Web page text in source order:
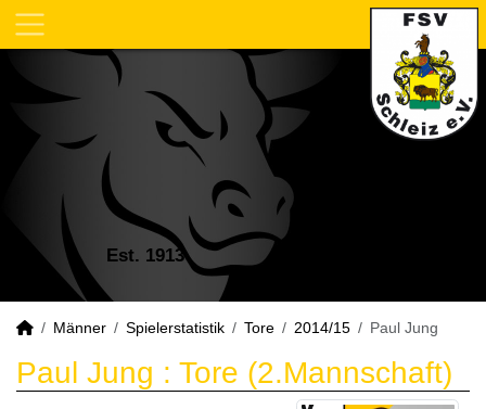
Est. 1913
Männer Spielerstatistik Tore 2014/15 Paul Jung
Paul Jung : Tore (2.Mannschaft)